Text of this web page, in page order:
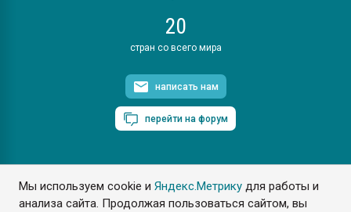
Мы используем cookie иЯндекс.Метрику для работы и
анализа сайта. Продолжая пользоваться сайтом, вы
20
стран со всего мира
написать нам
перейти на форум
ПластЭксперт © 2006. Все права защищены
Разрешается копирование материалов сайта с обязательной